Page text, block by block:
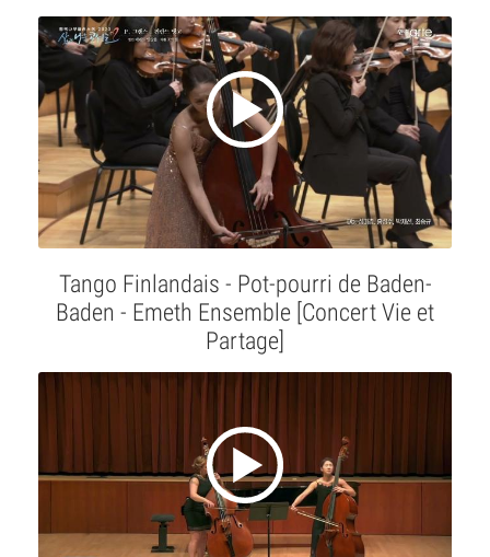
Tango Finlandais - Pot-pourri de Baden-
Baden - Emeth Ensemble [Concert Vie et
Partage]